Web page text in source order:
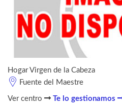
Hogar Virgen de la Cabeza
Fuente del Maestre
Ver centro Te lo gestionamos